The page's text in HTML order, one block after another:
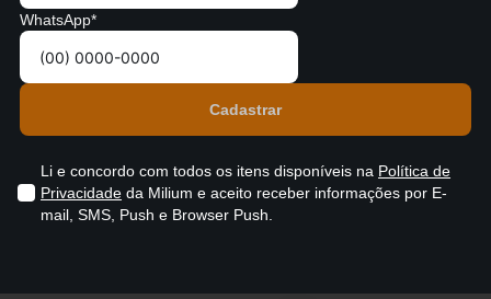
WhatsApp*
Li e concordo com todos os itens disponíveis na Política de
Privacidade da Milium e aceito receber informações por E-
mail, SMS, Push e Browser Push.